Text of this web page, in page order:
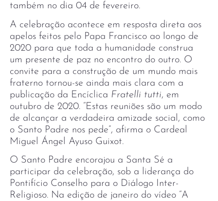
também no dia 04 de fevereiro.
A celebração acontece em resposta direta aos
apelos feitos pelo Papa Francisco ao longo de
2020 para que toda a humanidade construa
um presente de paz no encontro do outro. O
convite para a construção de um mundo mais
fraterno tornou-se ainda mais clara com a
publicação da Encíclica Fratelli tutti, em
outubro de 2020. “Estas reuniões são um modo
de alcançar a verdadeira amizade social, como
o Santo Padre nos pede”, afirma o Cardeal
Miguel Ángel Ayuso Guixot.
O Santo Padre encorajou a Santa Sé a
participar da celebração, sob a liderança do
Pontifício Conselho para o Diálogo Inter-
Religioso. Na edição de janeiro do vídeo “A